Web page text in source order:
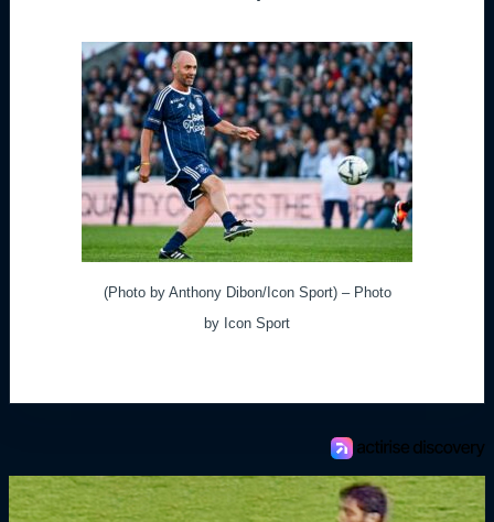
(Photo by Anthony Dibon/Icon Sport) – Photo
by Icon Sport